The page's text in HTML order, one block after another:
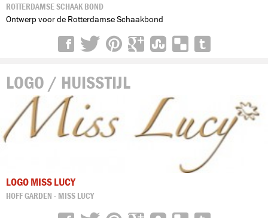
ROTTERDAMSE SCHAAK BOND
Ontwerp voor de Rotterdamse Schaakbond
LOGO / HUISSTIJL
LOGO MISS LUCY
HOFF GARDEN - MISS LUCY